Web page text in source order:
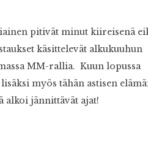
pitivät minut kiireisenä
käsittelevät alkukuuhun
MM-rallia. Kuun lopussa
myös tähän astisen
alkoi jännittävät ajat!